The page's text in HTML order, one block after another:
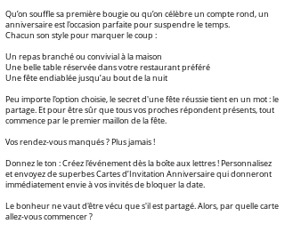
Qu’on souffle sa première bougie ou qu’on célèbre un compte rond, un
anniversaire est l'occasion parfaite pour suspendre le temps.
Chacun son style pour marquer le coup :
Un repas branché ou convivial à la maison
Une belle table réservée dans votre restaurant préféré
Une fête endiablée jusqu’au bout de la nuit
Peu importe l'option choisie, le secret d'une fête réussie tient en un mot : le
partage. Et pour être sûr que tous vos proches répondent présents, tout
commence par le premier maillon de la fête.
Vos rendez-vous manqués ? Plus jamais !
​Donnez le ton : Créez l'événement dès la boîte aux lettres ! Personnalisez
et envoyez de superbes Cartes d’Invitation Anniversaire qui donneront
immédiatement envie à vos invités de bloquer la date.
Le bonheur ne vaut d'être vécu que s'il est partagé. Alors, par quelle carte
allez-vous commencer ?